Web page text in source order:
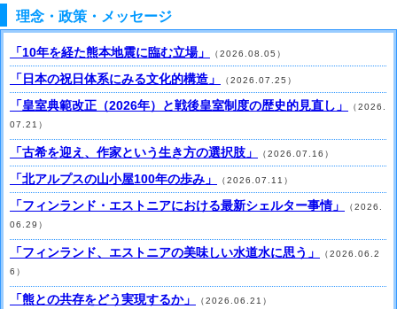
理念・政策・メッセージ
「10年を経た熊本地震に臨む立場」 （2026.08.05）
「日本の祝日体系にみる文化的構造」 （2026.07.25）
「皇室典範改正（2026年）と戦後皇室制度の歴史的見直し」 （2026.
07.21）
「古希を迎え、作家という生き方の選択肢」
（2026.07.16）
「北アルプスの山小屋100年の歩み」 （2026.07.11）
「フィンランド・エストニアにおける最新シェルター事情」 （2026.
06.29）
「フィンランド、エストニアの美味しい水道水に思う」
（2026.06.2
6）
「熊との共存をどう実現するか」
（2026.06.21）